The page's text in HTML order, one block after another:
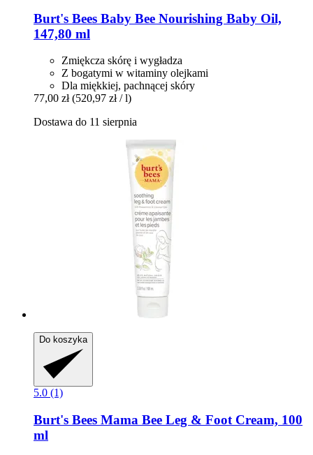
Burt's Bees Baby Bee Nourishing Baby Oil,
147,80 ml
Zmiękcza skórę i wygładza
Z bogatymi w witaminy olejkami
Dla miękkiej, pachnącej skóry
77,00 zł (520,97 zł / l)
Dostawa do 11 sierpnia
Do koszyka
5.0 (1)
Burt's Bees Mama Bee Leg & Foot Cream, 100
ml